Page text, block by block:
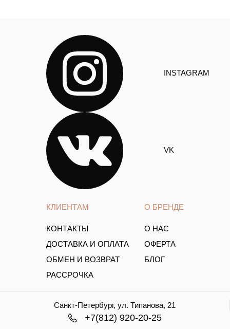
КЛИЕНТАМ
КОНТАКТЫ
ДОСТАВКА И ОПЛАТА
ОБМЕН И ВОЗВРАТ
РАССРОЧКА
О БРЕНДЕ
О НАС
ОФЕРТА
БЛОГ
INSTAGRAM
VK
Санкт-Петербург, ул. Типанова, 21
+7(812) 920-20-25